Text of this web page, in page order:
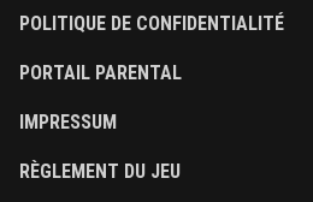
POLITIQUE DE CONFIDENTIALITÉ
PORTAIL PARENTAL
IMPRESSUM
RÈGLEMENT DU JEU